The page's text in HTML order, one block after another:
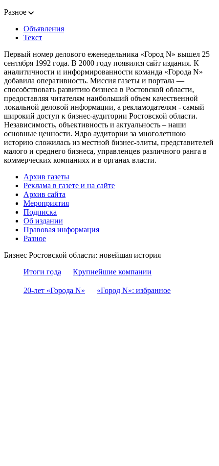
Разное
Объявления
Текст
Первый номер делового еженедельника «Город N» вышел 25
сентября 1992 года. В 2000 году появился сайт издания. К
аналитичности и информированности команда «Города N»
добавила оперативность. Миссия газеты и портала —
способствовать развитию бизнеса в Ростовской области,
предоставляя читателям наибольший объем качественной
локальной деловой информации, а рекламодателям - самый
широкий доступ к бизнес-аудитории Ростовской области.
Независимость, объективность и актуальность – наши
основные ценности. Ядро аудитории за многолетнюю
историю сложилась из местной бизнес-элиты, представителей
малого и среднего бизнеса, управленцев различного ранга в
коммерческих компаниях и в органах власти.
Архив газеты
Реклама в газете и на сайте
Архив сайта
Мероприятия
Подписка
Об издании
Правовая информация
Разное
Бизнес Ростовской области: новейшая история
Итоги года
Крупнейшие компании
20-лет «Города N» «Город N»: избранное